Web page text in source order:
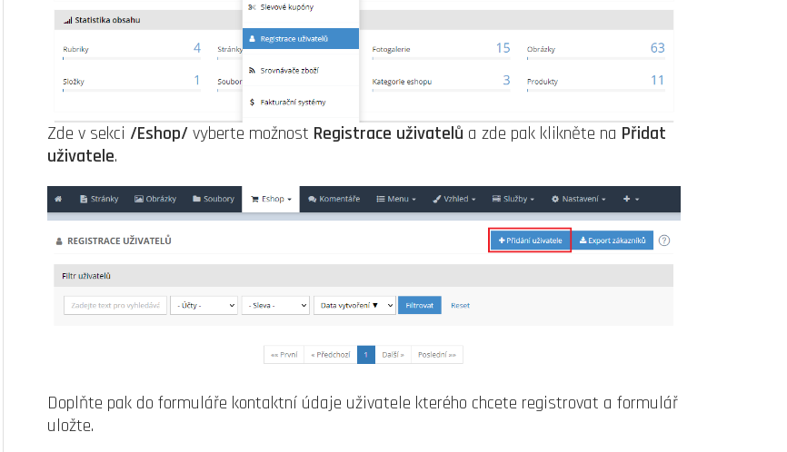
Zde v sekci /Eshop/vyberte možnost Registrace uživatelů a zde pak klikněte na Přidat
uživatele.
Doplňte pak do formuláře kontaktní údaje uživatele kterého chcete registrovat a formulář
uložte.